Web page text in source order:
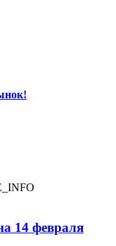
14 февраля